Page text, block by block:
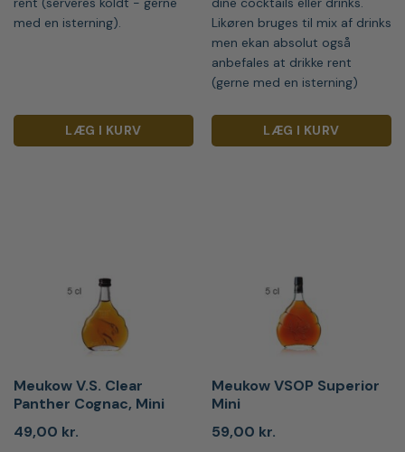
med en isterning).
LÆG I KURV
Likøren bruges til mix af drinks
men ekan absolut også
anbefales at drikke rent
(gerne med en isterning)
LÆG I KURV
Meukow V.S. Clear
Panther Cognac, Mini
49,00 kr.
Meukow VSOP Superior
Mini
59,00 kr.